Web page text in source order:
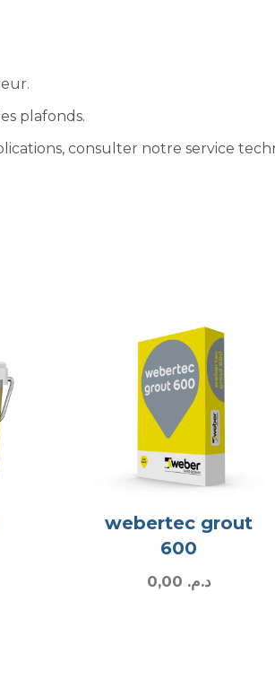
plafonds.
consulter notre service
webertec grout
600
د.م.